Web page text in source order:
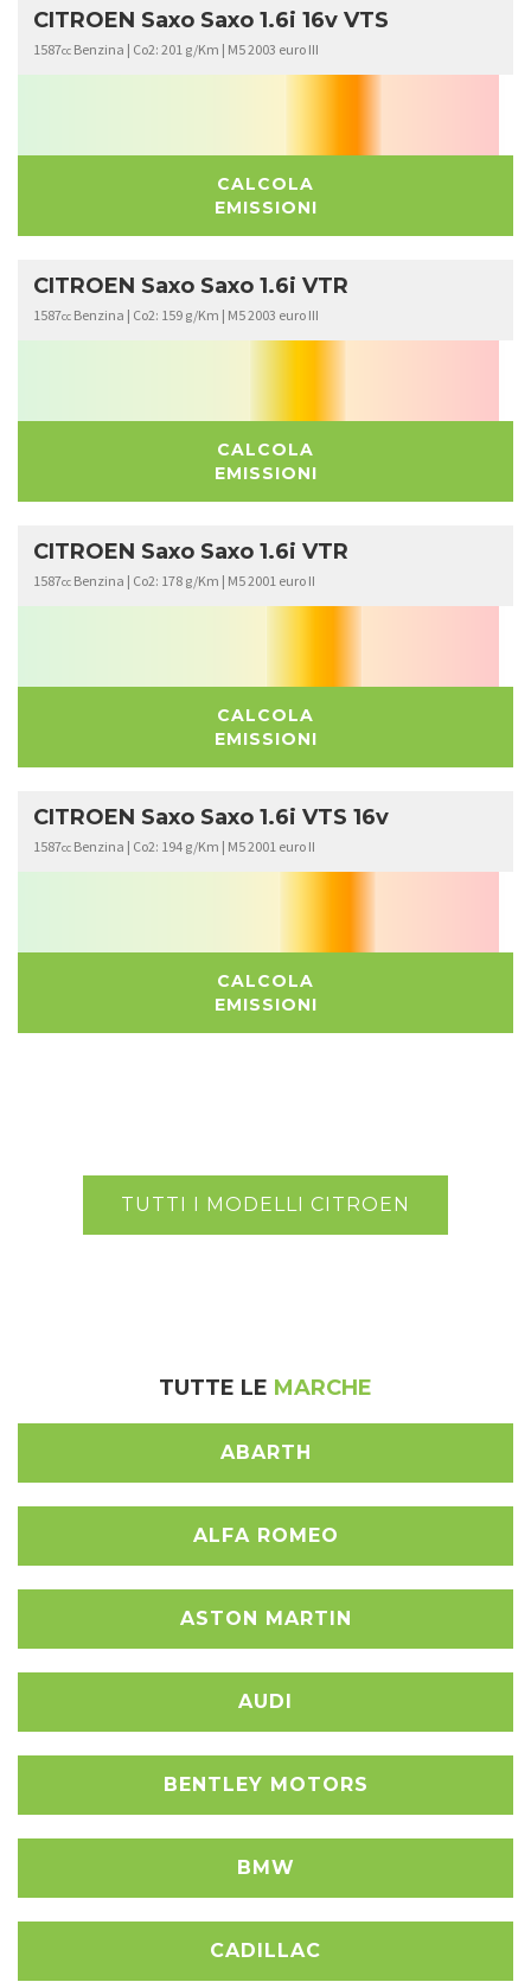
CITROEN Saxo Saxo 1.6i 16v VTS
1587cc Benzina | Co2: 201 g/Km | M5 2003 euro III
CALCOLA
EMISSIONI
CITROEN Saxo Saxo 1.6i VTR
1587cc Benzina | Co2: 159 g/Km | M5 2003 euro III
CALCOLA
EMISSIONI
CITROEN Saxo Saxo 1.6i VTR
1587cc Benzina | Co2: 178 g/Km | M5 2001 euro II
CALCOLA
EMISSIONI
CITROEN Saxo Saxo 1.6i VTS 16v
1587cc Benzina | Co2: 194 g/Km | M5 2001 euro II
CALCOLA
EMISSIONI
TUTTI I MODELLI CITROEN
TUTTE LE MARCHE
ABARTH
ALFA ROMEO
ASTON MARTIN
AUDI
BENTLEY MOTORS
BMW
CADILLAC